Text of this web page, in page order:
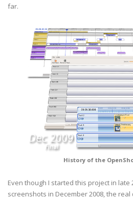
far.
History of the
Even though I started this project in late
screenshots in December 2008, the